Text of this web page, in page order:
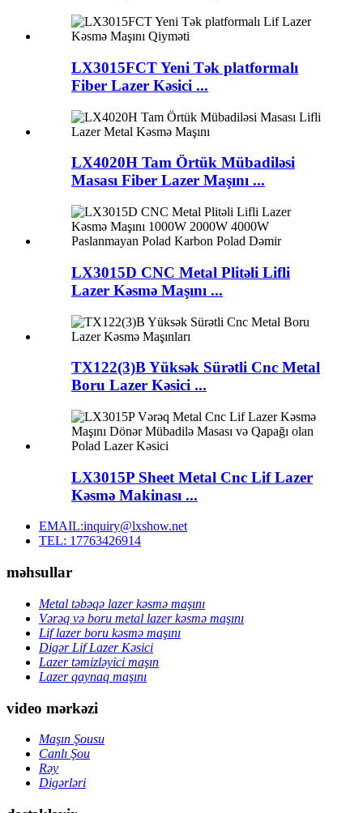
LX3015FCT Yeni Tək platformalı
Fiber Lazer Kəsici ...
LX4020H Tam Örtük Mübadiləsi
Masası Fiber Lazer Maşını ...
LX3015D CNC Metal Plitəli Lifli
Lazer Kəsmə Maşını ...
TX122(3)B Yüksək Sürətli Cnc Metal
Boru Lazer Kəsici ...
LX3015P Sheet Metal Cnc Lif Lazer
Kəsmə Makinası ...
EMAIL:inquiry@lxshow.net
TEL: 17763426914
məhsullar
Metal təbəqə lazer kəsmə maşını
Vərəq və boru metal lazer kəsmə maşını
Lif lazer boru kəsmə maşını
Digər Lif Lazer Kəsici
Lazer təmizləyici maşın
Lazer qaynaq maşını
video mərkəzi
Maşın Şousu
Canlı Şou
Rəy
Digərləri